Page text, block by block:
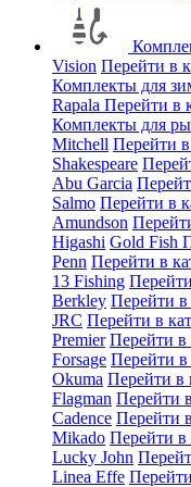
Vision Перейти в
Комплекты для
Rapala Перейти в
Комплекты для
Mitchell Перейти
Shakespeare
Abu Garcia
Salmo Перейти в
Amundson
Higashi Gold Fish
Penn Перейти в
13 Fishing
Berkley Перейти
JRC Перейти в
Premier Перейти в
Forsage Перейти
Okuma Перейти в
Flagman Перейти
Cadence Перейти
Mikado Перейти в
Lucky John
Linea Effe